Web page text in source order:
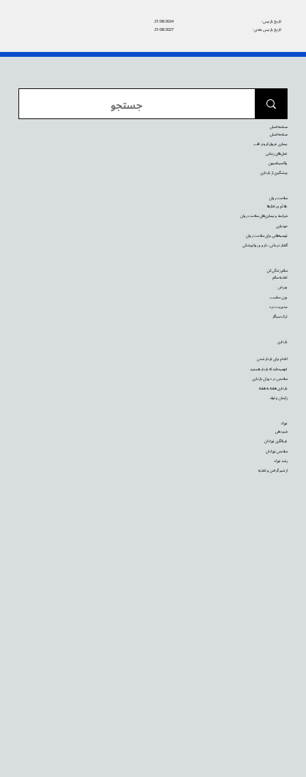
21/08/2024
تاریخ بازبینی:
21/08/2027
تاریخ بازبینی بعدی:
نوزاد
شیردهی
غربالگری نوزادان
سلامتی نوزادان
رشد نوزاد
از شیر گرفتن و تغذیه
بارداری
اقدام برای باردار شدن
فهمیده‌اید که باردار هستید
سلامتی در دوران بارداری
بارداری هفته به هفته
زایمان و تولد
سالم زندگی کن
تغذیه سالم
ورزش
وزن مناسب
مدیریت درد
ترک سیگار
سلامت روان
علائم و رفتارها
شرایط و بیماری‌های سلامت روان
خودیاری
توصیه‌‌هایی برای سلامت روان
گفتار درمانی، دارو و روانپزشکی
صفحه اصلی
صفحه اصلی
بیماری عروق کرونر قلب
عمل‌های زیبایی
واکسیناسیون
پیشگیری از بارداری